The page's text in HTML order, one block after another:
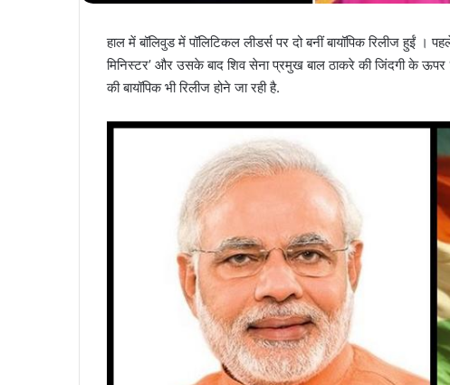
हाल में बॉलिवुड में पॉलिटिकल लीडर्स पर दो बनीं बायॉपिक रिलीज हुईं ।
मिनिस्टर’ और उसके बाद शिव सेना प्रमुख बाल ठाकरे की जिंदगी के ऊपर
की बायॉपिक भी रिलीज होने जा रही है.